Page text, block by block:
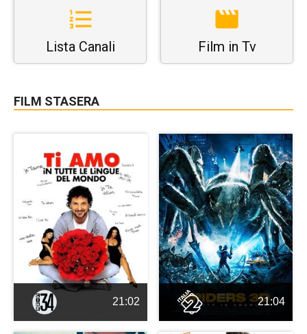
Lista Canali Film in Tv
FILM STASERA
21:02 21:04